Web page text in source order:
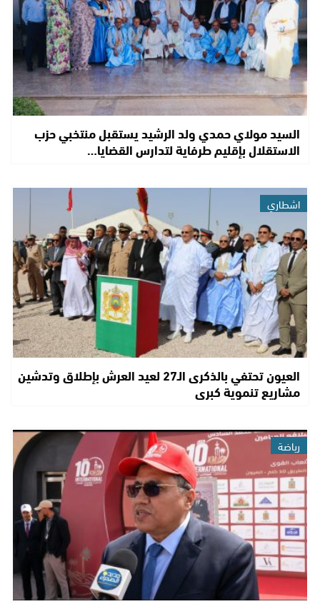
السيد مولاي حمدي ولد الرشيد يستقبل منتخبي حزب
الاستقلال بإقليم طرفاية لتدارس القضايا…
اشطاري
العيون تحتفي بالذكرى الـ27 لعيد العرش بإطلاق وتدشين
مشاريع تنموية كبرى
رياضة